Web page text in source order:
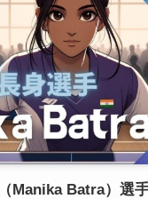
Manika Batra）選